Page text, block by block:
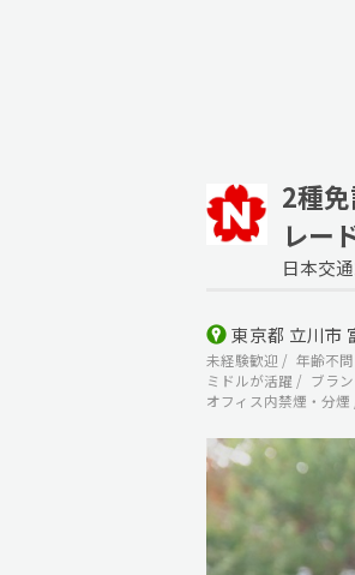
2種
レー
日本交
東京都 立川市
未経験歓迎 年齢不問
ミドルが活躍
ブラ
オフィス内禁煙・分煙